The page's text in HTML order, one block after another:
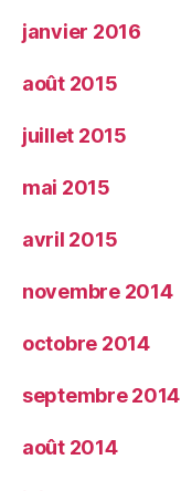
janvier 2016
août 2015
juillet 2015
mai 2015
avril 2015
novembre 2014
octobre 2014
septembre 2014
août 2014